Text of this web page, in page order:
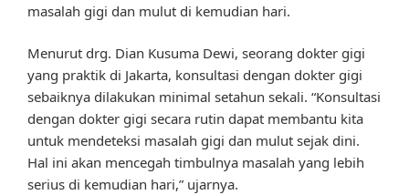
masalah gigi dan mulut di kemudian hari.
Menurut drg. Dian Kusuma Dewi, seorang dokter gigi
yang praktik di Jakarta, konsultasi dengan dokter gigi
sebaiknya dilakukan minimal setahun sekali. “Konsultasi
dengan dokter gigi secara rutin dapat membantu kita
untuk mendeteksi masalah gigi dan mulut sejak dini.
Hal ini akan mencegah timbulnya masalah yang lebih
serius di kemudian hari,” ujarnya.